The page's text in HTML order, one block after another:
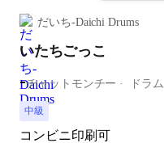
だいち-Daichi Drums
いたちごっこ
-チャットモンチー ドラム
中級
コンビニ印刷可